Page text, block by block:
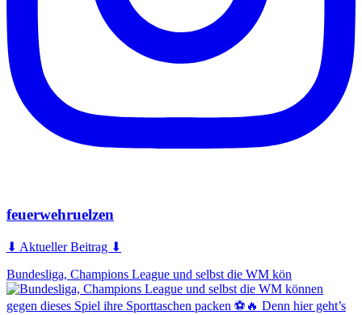
feuerwehruelzen
⬇ Aktueller Beitrag ⬇
Bundesliga, Champions League und selbst die WM kön